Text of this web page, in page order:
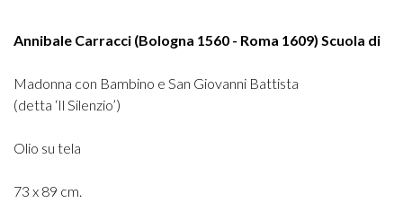
Annibale Carracci (Bologna 1560 - Roma 1609) Scuola di
Madonna con Bambino e San Giovanni Battista
(detta ‘Il Silenzio’)
Olio su tela
73 x 89 cm.